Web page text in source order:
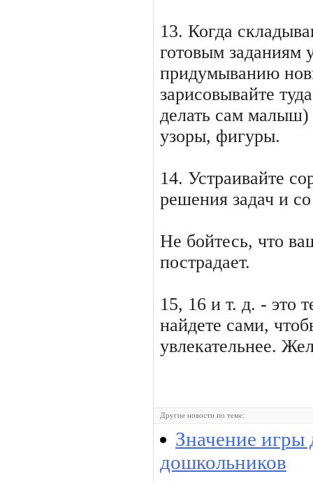
13. Когда
готовым заданиям
придумыванию
зарисовывайте
делать сам малыш)
узоры, фигуры.
14. Устраивайте
решения задач и
Не бойтесь, что
пострадает.
15, 16 и т. д. - это
найдете сами,
увлекательнее.
Другие новости по теме:
Значение игры
дошкольников